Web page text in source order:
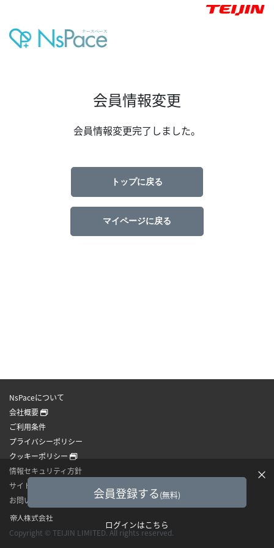
会員情報変更
会員情報変更完了しました。
トップに戻る
マイページに戻る
×
会員登録する(無料)
ログインはこちら
NsPaceについて
会社概要
ご利用条件
プライバシーポリシー
クッキーポリシー
情報セキュリティ方針
サイトマップ
お問い合わせ
Copyright © TEIJIN LIMITED. All rights reserved.